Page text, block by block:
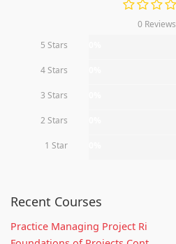
0 Reviews
5 Stars
4 Stars
3 Stars
2 Stars
1 Star
Recent Courses
Practice Managing Project Ri